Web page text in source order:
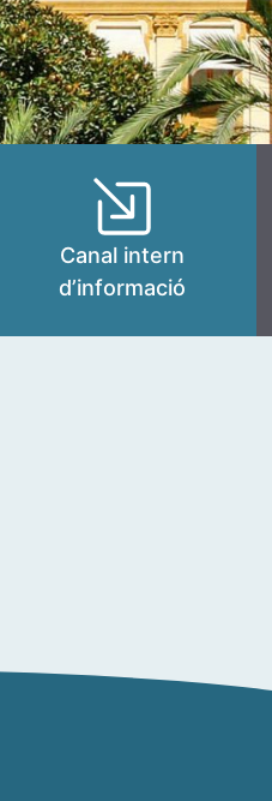
Canal intern
d’informació